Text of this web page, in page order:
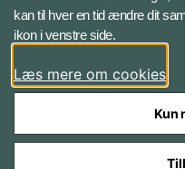
Bluesky
kan til hver en tid ændre dit
ikon i venstre side.
Læs mere om cookies
Kun